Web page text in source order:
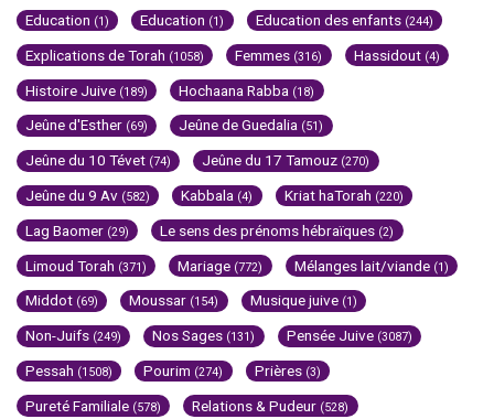
Education (1) Education (1) Education des enfants (244)
Explications de Torah (1058) Femmes (316) Hassidout (4)
Histoire Juive (189) Hochaana Rabba (18)
Jeûne d'Esther (69) Jeûne de Guedalia (51)
Jeûne du 10 Tévet (74) Jeûne du 17 Tamouz (270)
Jeûne du 9 Av (582) Kabbala (4) Kriat haTorah (220)
Lag Baomer (29) Le sens des prénoms hébraïques (2)
Limoud Torah (371) Mariage (772) Mélanges lait/viande (1)
Middot (69) Moussar (154) Musique juive (1)
Non-Juifs (249) Nos Sages (131) Pensée Juive (3087)
Pessah (1508) Pourim (274) Prières (3)
Pureté Familiale (578) Relations & Pudeur (528)